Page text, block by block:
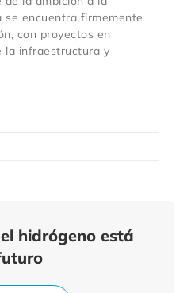
se encuentra firmemente
con proyectos en
la infraestructura y
hidrógeno está